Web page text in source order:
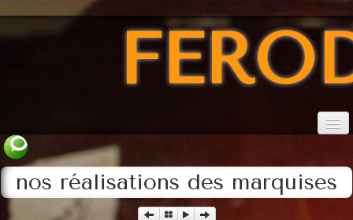
Accueil
nos réalisations des marquises